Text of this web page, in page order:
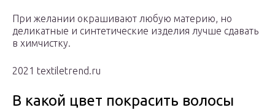
При желании окрашивают любую материю, но
деликатные и синтетические изделия лучше сдавать
в химчистку.
2021 textiletrend.ru
В какой цвет покрасить волосы